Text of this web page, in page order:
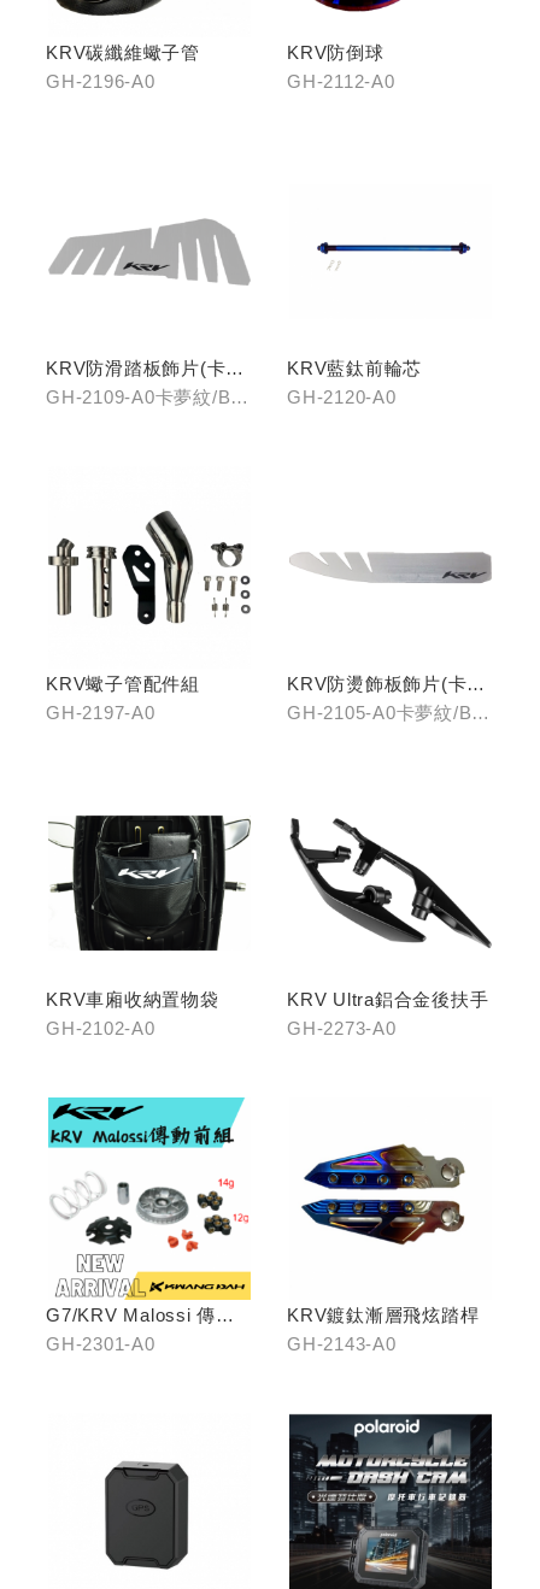
KRV碳纖維蠍子管
GH-2196-A0
KRV防倒球
GH-2112-A0
KRV防滑踏板飾片(卡夢
紋/金屬髮絲)
GH-2109-A0卡夢紋/B0
KRV藍鈦前輪芯
GH-2120-A0
KRV蠍子管配件組
GH-2197-A0
KRV防燙飾板飾片(卡夢
紋/金屬髮絲)
GH-2105-A0卡夢紋/B0
KRV車廂收納置物袋
GH-2102-A0
KRV Ultra鋁合金後扶手
GH-2273-A0
G7/KRV Malossi 傳動
前組
GH-2301-A0
KRV鍍鈦漸層飛炫踏桿
GH-2143-A0